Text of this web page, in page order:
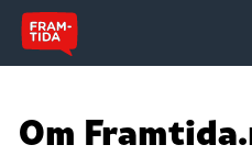
Om